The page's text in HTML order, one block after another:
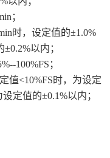
；
时，设定值的±1.0%
以内；
100%FS；
值<10%FS时，为设定
定值的±0.1%以内；